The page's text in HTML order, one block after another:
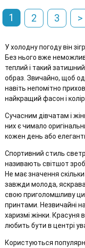
1 2 3 >
У холодну погоду він
Без нього вже
теплий і такий
образ. Звичайно, щоб
навіть непомітно
найкращий фасон і колір.
Сучасним дівчатам і
них є чимало
кожен день або
Спортивний стиль
називають світшот
Не має значення
завжди молода,
свою приголомшливу
принтами. Незвичайні
харизмі жінки. Красуня
любить бути в центрі
Користуються